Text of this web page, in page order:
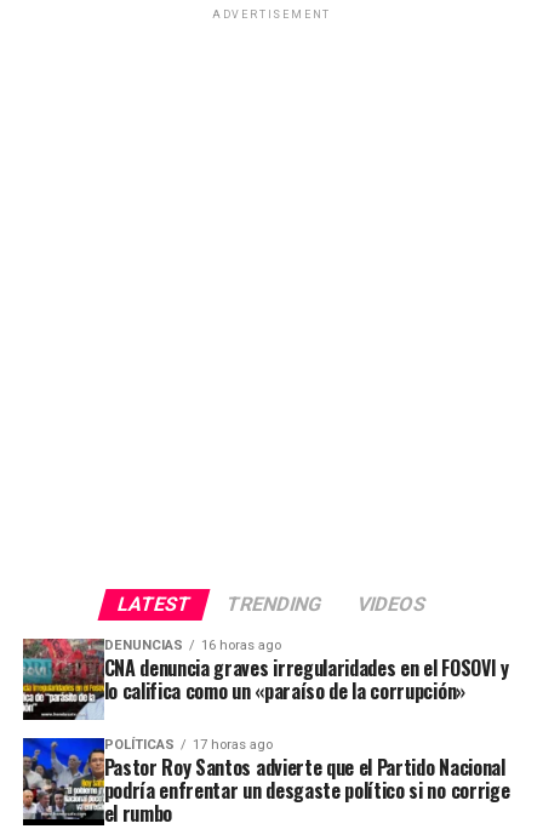
ADVERTISEMENT
LATEST TRENDING VIDEOS
DENUNCIAS 16 horas ago
CNA denuncia graves irregularidades en el FOSOVI y
lo califica como un «paraíso de la corrupción»
POLÍTICAS 17 horas ago
Pastor Roy Santos advierte que el Partido Nacional
podría enfrentar un desgaste político si no corrige
el rumbo